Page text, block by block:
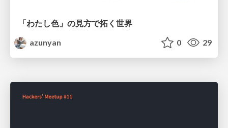
「わたし色」の見方で拓く世界
azunyan
0 29